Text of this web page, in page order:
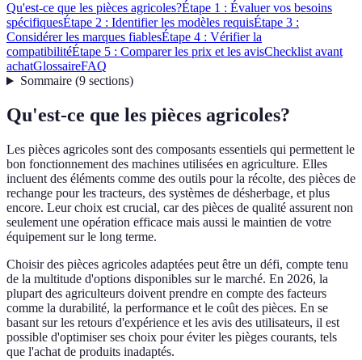
Qu'est-ce que les pièces agricoles?Étape 1 : Évaluer vos besoins
spécifiquesÉtape 2 : Identifier les modèles requisÉtape 3 :
Considérer les marques fiablesÉtape 4 : Vérifier la
compatibilitéÉtape 5 : Comparer les prix et les avisChecklist avant
achatGlossaireFAQ
Sommaire(9 sections)
Qu'est-ce que les pièces agricoles?
Les pièces agricoles sont des composants essentiels qui permettent le
bon fonctionnement des machines utilisées en agriculture. Elles
incluent des éléments comme des outils pour la récolte, des pièces de
rechange pour les tracteurs, des systèmes de désherbage, et plus
encore. Leur choix est crucial, car des pièces de qualité assurent non
seulement une opération efficace mais aussi le maintien de votre
équipement sur le long terme.
Choisir des pièces agricoles adaptées peut être un défi, compte tenu
de la multitude d'options disponibles sur le marché. En 2026, la
plupart des agriculteurs doivent prendre en compte des facteurs
comme la durabilité, la performance et le coût des pièces. En se
basant sur les retours d'expérience et les avis des utilisateurs, il est
possible d'optimiser ses choix pour éviter les pièges courants, tels
que l'achat de produits inadaptés.